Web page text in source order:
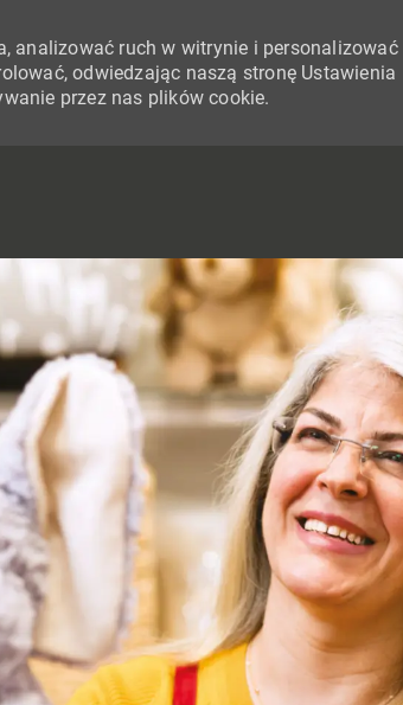
analizować ruch w witrynie i personalizować
odwiedzając naszą stronę Ustawienia
przez nas plików cookie.